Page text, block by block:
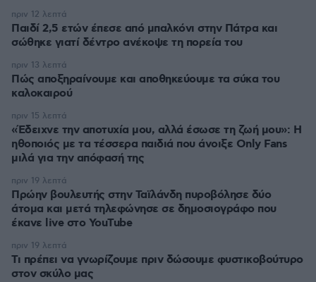
Παιδί 2,5 ετών έπεσε από μπαλκόνι στην Πάτρα και
σώθηκε γιατί δέντρο ανέκοψε τη πορεία του
πριν 12 λεπτά
Πώς αποξηραίνουμε και αποθηκεύουμε τα σύκα του
καλοκαιρού
πριν 13 λεπτά
«Έδειχνε την αποτυχία μου, αλλά έσωσε τη ζωή μου»: Η
ηθοποιός με τα τέσσερα παιδιά που άνοιξε Only Fans
μιλά για την απόφασή της
πριν 15 λεπτά
Πρώην βουλευτής στην Ταϊλάνδη πυροβόλησε δύο
άτομα και μετά τηλεφώνησε σε δημοσιογράφο που
έκανε live στο YouTube
πριν 19 λεπτά
Τι πρέπει να γνωρίζουμε πριν δώσουμε φυστικοβούτυρο
στον σκύλο μας
πριν 19 λεπτά